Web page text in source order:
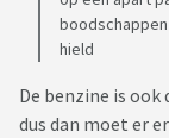
hield
De benzine is ook
dus dan moet er